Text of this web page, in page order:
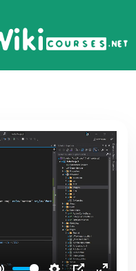
123.122.
123
13:00
124
125.124. موقع مقالاتي - حذف المشاركات
6:45
125
126.125. موقع مقالاتي البحث ضمن المقالات
8:10